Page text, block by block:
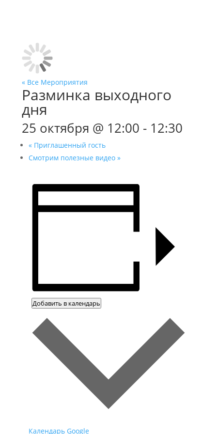
« Все Мероприятия
Разминка выходного
дня
25 октября @ 12:00 - 12:30
«Приглашенный гость
Смотрим полезные видео »
Добавить в календарь
Календарь Google